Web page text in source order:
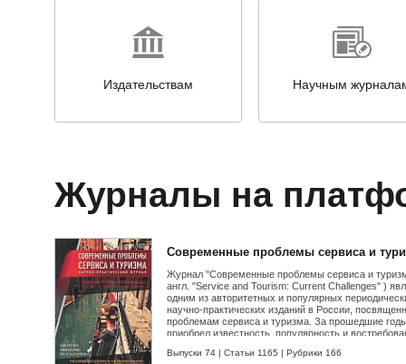
Издательствам Научным
Журналы на
Современные проблемы сервиса и
Журнал "Современные проблемы сервиса и
англ. "Service and Tourism: Current Challenges" )
одним из авторитетных и популярных
научно-практических изданий в России,
проблемам сервиса и туризма. За прошедшие
приобрел известность, популярность и
трансформации как российского, так и мирового
Выпуски 74 | Статьи 1165 | Рубрики 166